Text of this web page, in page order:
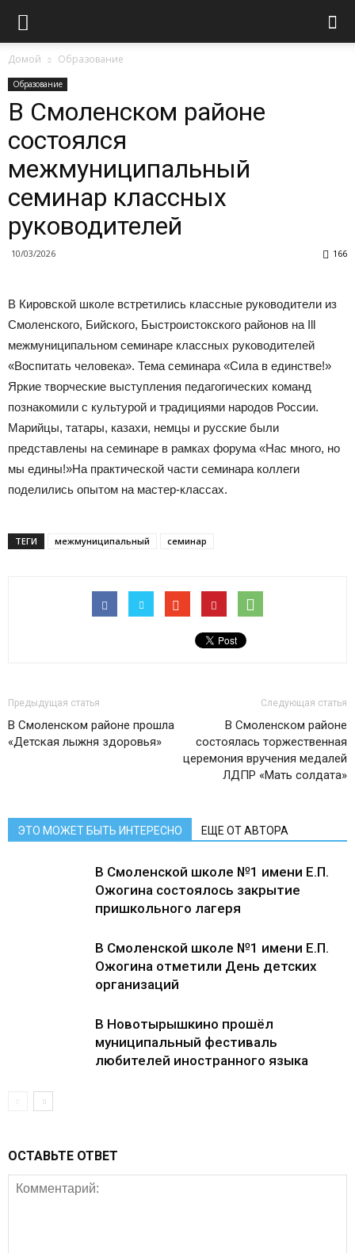
Домой Образование
Образование
В Смоленском районе
состоялся
межмуниципальный
семинар классных
руководителей
10/03/2026 166
В Кировской школе встретились классные руководители из
Смоленского, Бийского, Быстроистокского районов на Ill
межмуниципальном семинаре классных руководителей
«Воспитать человека». Тема семинара «Сила в единстве!»
Яркие творческие выступления педагогических команд
познакомили с культурой и традициями народов России.
Марийцы, татары, казахи, немцы и русские были
представлены на семинаре в рамках форума «Нас много, но
мы едины!»На практической части семинара коллеги
поделились опытом на мастер-классах.
ТЕГИ межмуниципальный семинар
Предыдущая статья
В Смоленском районе прошла
«Детская лыжня здоровья»
Следующая статья
В Смоленском районе
состоялась торжественная
церемония вручения медалей
ЛДПР «Мать солдата»
ЭТО МОЖЕТ БЫТЬ ИНТЕРЕСНО ЕЩЕ ОТ АВТОРА
В Смоленской школе №1 имени Е.П.
Ожогина состоялось закрытие
пришкольного лагеря
В Смоленской школе №1 имени Е.П.
Ожогина отметили День детских
организаций
В Новотырышкино прошёл
муниципальный фестиваль
любителей иностранного языка
ОСТАВЬТЕ ОТВЕТ